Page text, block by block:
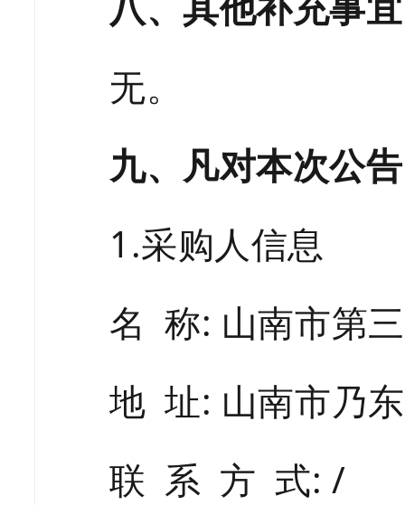
无。
九、凡对本次公
1.采购人信息
名 称: 山南市第
地 址: 山南市乃
联 系 方 式: /